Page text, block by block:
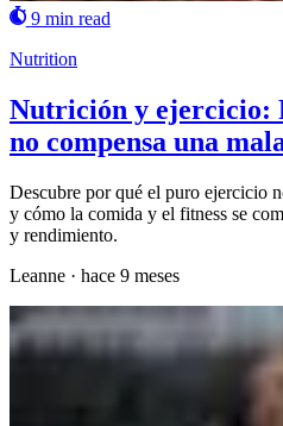
9 min read
Nutrition
Nutrición y ejercicio:
no compensa una
Descubre por qué el puro ejercicio
y cómo la comida y el fitness se
y rendimiento.
Leanne · hace 9 meses